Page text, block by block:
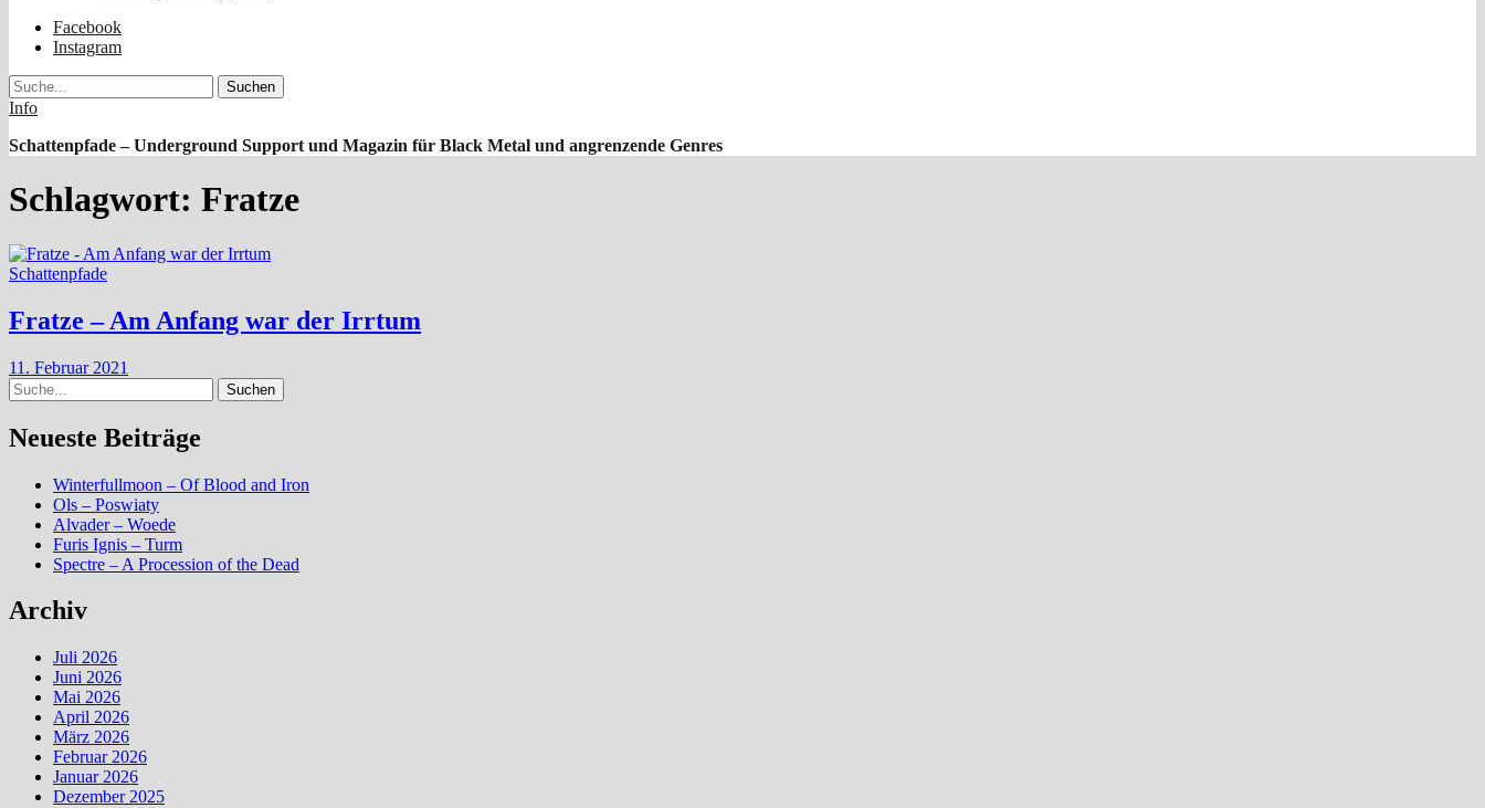
Facebook
Instagram
Suche
Info
Schattenpfade – Underground Support und Magazin für Black Metal und angrenzende Genres
Schlagwort: Fratze
Schattenpfade
Fratze – Am Anfang war der Irrtum
11. Februar 2021
Suche
Neueste Beiträge
Winterfullmoon – Of Blood and Iron
Ols – Poswiaty
Alvader – Woede
Furis Ignis – Turm
Spectre – A Procession of the Dead
Archiv
Juli 2026
Juni 2026
Mai 2026
April 2026
März 2026
Februar 2026
Januar 2026
Dezember 2025